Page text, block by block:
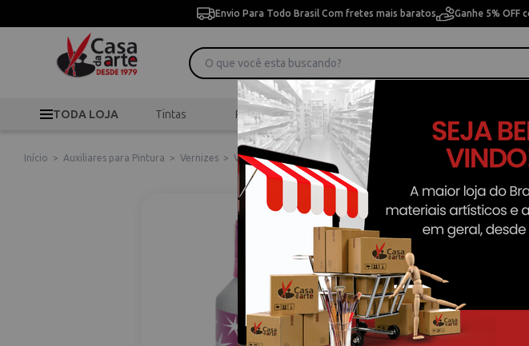
Envio Para Todo Brasil Com fretes mais baratos Ganhe 5% OFF
TODA LOJA Tintas Pincéis Desenho
Início > Auxiliares para Pintura > Vernizes > Verniz Brilhomax 80ml
Verniz
O Verniz